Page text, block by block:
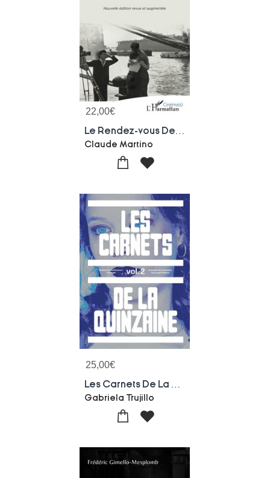
22,00€
Claude Martino
25,00€
Gabriela Trujillo